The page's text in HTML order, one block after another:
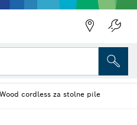
cordless za stolne pile
Wood cordless